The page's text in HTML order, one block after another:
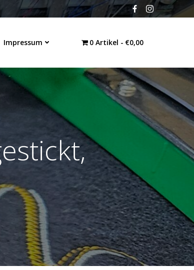
Impressum 0 Artikel €0,00